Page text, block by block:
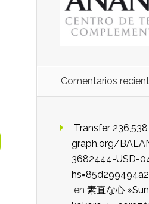
Comentarios
Transfer
graph.org/
3682444-USD-
en 素直な心